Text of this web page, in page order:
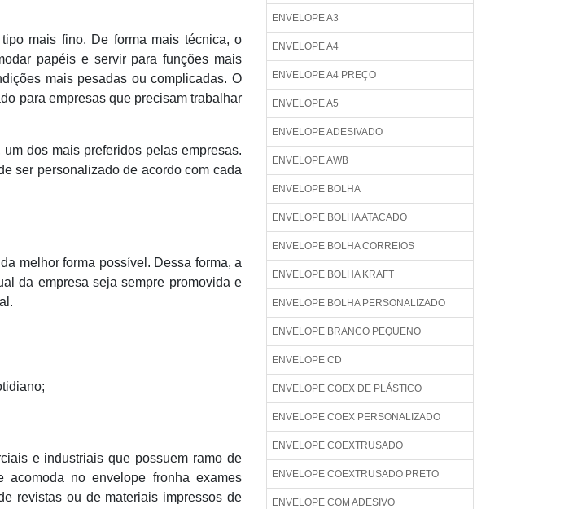
mais fino. De forma mais técnica, o
papéis e servir para funções mais
mais pesadas ou complicadas. O
para empresas que precisam trabalhar
dos mais preferidos pelas empresas.
ser personalizado de acordo com cada
melhor forma possível. Dessa forma, a
da empresa seja sempre promovida e
e industriais que possuem ramo de
no envelope fronha exames
revistas ou de materiais impressos de
ENVELOPE A3
ENVELOPE A4
ENVELOPE A4 PREÇO
ENVELOPE A5
ENVELOPE ADESIVADO
ENVELOPE AWB
ENVELOPE BOLHA
ENVELOPE BOLHA ATACADO
ENVELOPE BOLHA CORREIOS
ENVELOPE BOLHA KRAFT
ENVELOPE BOLHA PERSONALIZADO
ENVELOPE BRANCO PEQUENO
ENVELOPE CD
ENVELOPE COEX DE PLÁSTICO
ENVELOPE COEX PERSONALIZADO
ENVELOPE COEXTRUSADO
ENVELOPE COEXTRUSADO PRETO
ENVELOPE COM ADESIVO